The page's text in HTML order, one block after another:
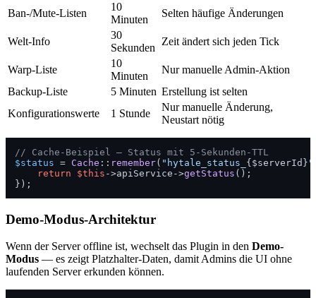
Ban-/Mute-Listen
10
Minuten
Selten häufige Änderungen
Welt-Info
30
Sekunden
Zeit ändert sich jeden Tick
Warp-Liste
10
Minuten
Nur manuelle Admin-Aktion
Backup-Liste
5 Minuten Erstellung ist selten
Konfigurationswerte
1 Stunde
Nur manuelle Änderung,
Neustart nötig
// Cache-Beispiel — Status mit 5-Sekunden-TTL
$status = Cache :: remember( "hytale_status_ {$serverId} "
return
$this ->apiService->getStatus ();
Demo-Modus-Architektur
Wenn der Server offline ist, wechselt das Plugin in den Demo-
Modus — es zeigt Platzhalter-Daten, damit Admins die UI ohne
laufenden Server erkunden können.